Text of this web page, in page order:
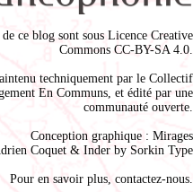
ce blog sont sous Licence Creative
Commons CC-BY-SA 4.0.
techniquement par le Collectif
En Communs, et édité par une
communauté ouverte.
Conception graphique : Mirages
Coquet & Inder by Sorkin Type
Pour en savoir plus, contactez-nous.